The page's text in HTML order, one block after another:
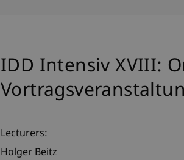
IDD Intensiv XVIII:
Lecturers:
Holger Beitz